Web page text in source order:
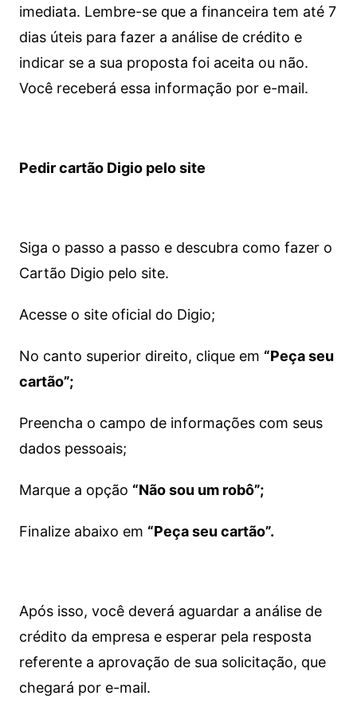
imediata. Lembre-se que a financeira tem até 7
dias úteis para fazer a análise de crédito e
indicar se a sua proposta foi aceita ou não.
Você receberá essa informação por e-mail.
Pedir cartão Digio pelo site
Siga o passo a passo e descubra como fazer o
Cartão Digio pelo site.
Acesse o site oficial do Digio;
No canto superior direito, clique em “Peça seu
cartão”;
Preencha o campo de informações com seus
dados pessoais;
Marque a opção “Não sou um robô”;
Finalize abaixo em “Peça seu cartão”.
Após isso, você deverá aguardar a análise de
crédito da empresa e esperar pela resposta
referente a aprovação de sua solicitação, que
chegará por e-mail.